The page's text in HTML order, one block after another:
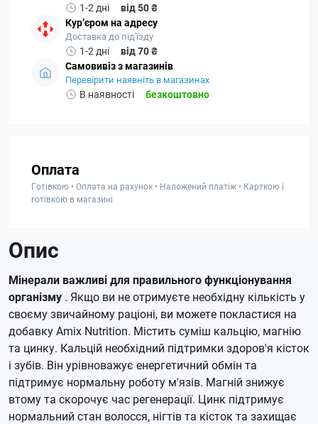
1-2 дні
від 50 ₴
Кур’єром на адресу
Доставка до під'їзду
1-2 дні
від 70 ₴
Самовивіз з магазинів
Перевірити наявніть в магазинах
В наявності безкоштовно
Оплата
Готівкою • Оплата на рахунок • Наложений платіж • Карткою і
готівкою в магазині
Опис
Мінерали важливі для правильного функціонування
організму . Якщо ви не отримуєте необхідну кількість у
своєму звичайному раціоні, ви можете покластися на
добавку Amix Nutrition. Містить суміш кальцію, магнію
та цинку. Кальцій необхідний підтримки здоров'я кісток
і зубів. Він урівноважує енергетичний обмін та
підтримує нормальну роботу м'язів. Магній знижує
втому та скорочує час регенерації. Цинк підтримує
нормальний стан волосся, нігтів та кісток та захищає